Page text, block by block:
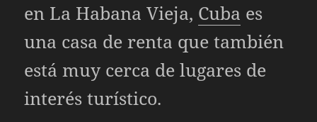
en La Habana Vieja, Cuba es
una casa de renta que también
está muy cerca de lugares de
interés turístico.